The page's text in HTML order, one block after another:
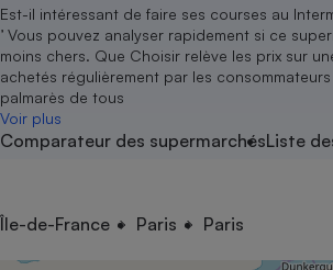
Est-il intéressant de faire ses courses au
’ Vous pouvez analyser rapidement si ce
moins chers. Que Choisir relève les prix sur
achetés régulièrement par les
palmarès de tous
Voir plus
Comparateur des supermarchésListe
Île-de-France Paris Paris
Déchet
Sport
Senior
Guides d'achat
Conseils
Brèves
Soumettre un litige
Lettres types
Rencontrer une association locale
Nos grandes victoires
Les billets de la présidente
Nos associations locales
Nous rejoindre
En savoir plus sur Que Choisir
Notre méthodologie
Notre financement
Nos partenaires
Nous rejoindre